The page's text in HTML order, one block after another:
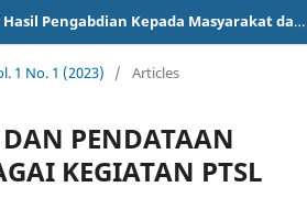
Prosiding Seminar Hasil Pengabdian Kepada Masyarakat dan Kuliah Kerja Nyata
1 No. 1 (2023) / Articles
PENDATAAN
KEGIATAN PTSL